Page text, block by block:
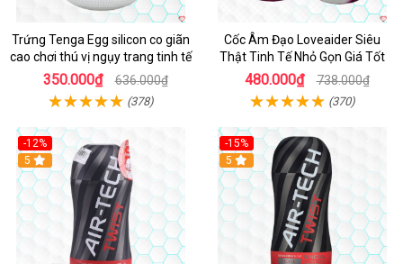
Trứng Tenga Egg silicon co giãn
cao chơi thú vị ngụy trang tinh tế
350.000₫ 636.000₫
(378)
Cốc Âm Đạo Loveaider Siêu
Thật Tinh Tế Nhỏ Gọn Giá Tốt
480.000₫ 738.000₫
(370)
-12%
Hot
5
-15%
Hot
5